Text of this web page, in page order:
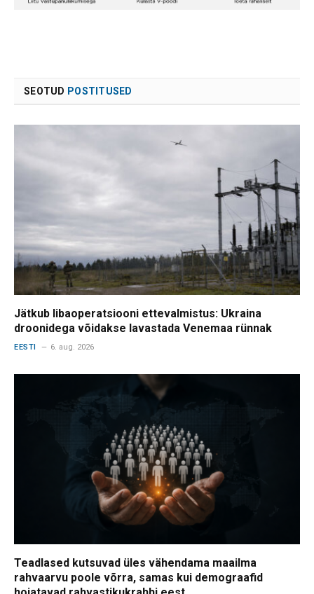
SEOTUD POSTITUSED
Jätkub libaoperatsiooni ettevalmistus: Ukraina
droonidega võidakse lavastada Venemaa rünnak
EESTI 6. aug. 2026
Teadlased kutsuvad üles vähendama maailma
rahvaarvu poole võrra, samas kui demograafid